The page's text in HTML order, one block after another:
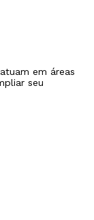
em áreas
seu